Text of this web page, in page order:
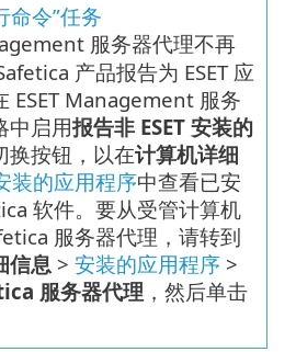
命令”任务
服务器代理不再
产品报告为 ESET 应
ESET Management 服务
中启用报告非 ESET 安装的
换按钮，以在计算机详细
装的应用程序中查看已安
软件。要从受管计算机
服务器代理，请转到
信息 > 安装的应用程序 >
服务器代理 ，然后单击